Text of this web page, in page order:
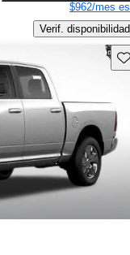
$962/mes
Verif. disponibilidad